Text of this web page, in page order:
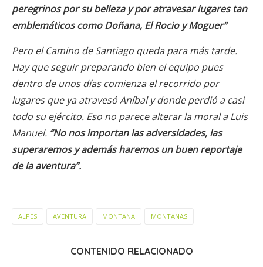
peregrinos por su belleza y por atravesar lugares tan
emblemáticos como Doñana, El Rocio y Moguer”
Pero el Camino de Santiago queda para más tarde.
Hay que seguir preparando bien el equipo pues
dentro de unos días comienza el recorrido por
lugares que ya atravesó Aníbal y donde perdió a casi
todo su ejército. Eso no parece alterar la moral a Luis
Manuel. “No nos importan las adversidades, las
superaremos y además haremos un buen reportaje
de la aventura”.
ALPES AVENTURA MONTAÑA MONTAÑAS
CONTENIDO RELACIONADO